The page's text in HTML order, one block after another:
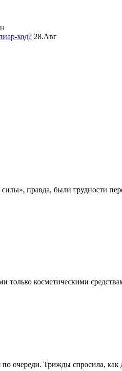
ход? 28.Авг
правда, были трудности
косметическими
по очереди. Трижды спросила,